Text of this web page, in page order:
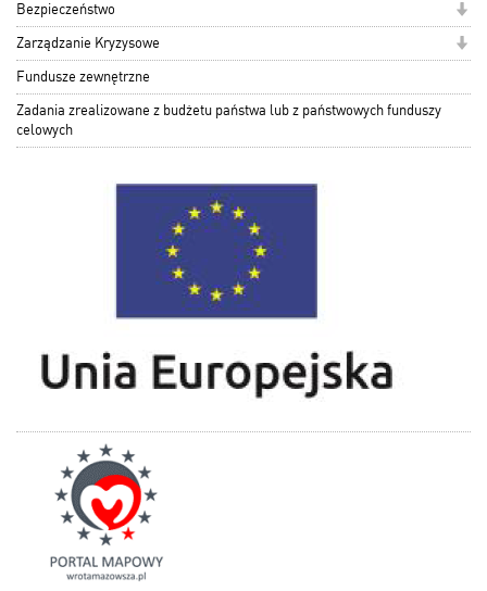
Bezpieczeństwo
Zarządzanie Kryzysowe
Fundusze zewnętrzne
Zadania zrealizowane z budżetu państwa lub z państwowych funduszy
celowych